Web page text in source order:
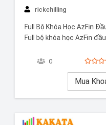
rickchilling
Full Bộ Khóa Học AzFin
Full bộ khóa học AzFin
các kiến thức về đầu tư
0
Mua